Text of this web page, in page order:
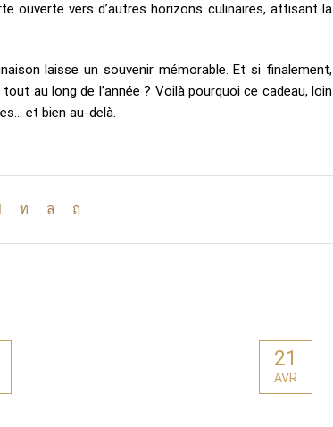
ouverte vers d’autres horizons culinaires, attisant la
laisse un souvenir mémorable. Et si finalement,
au long de l’année ? Voilà pourquoi ce cadeau, loin
et bien au-delà.
21
AVR